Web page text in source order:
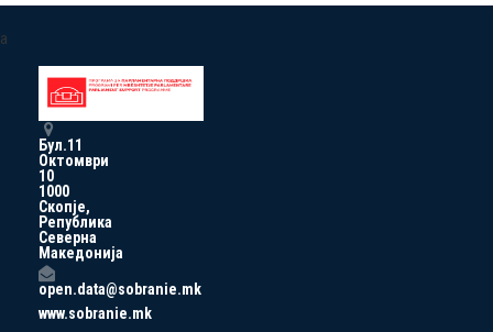
a
Бул.11
Октомври
10
1000
Скопје,
Република
Северна
Македонија
open.data@sobranie.mk
www.sobranie.mk